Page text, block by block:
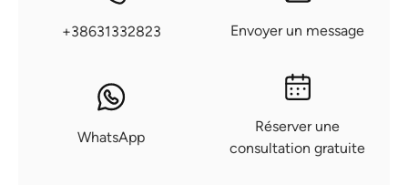
+38631332823 Envoyer un message
WhatsApp
Réserver une
consultation gratuite